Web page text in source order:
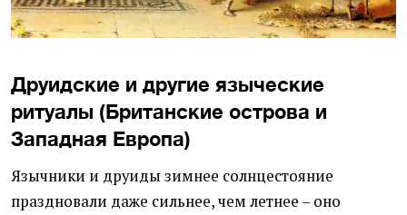
Друидские и другие языческие
ритуалы (Британские острова и
Западная Европа)
Язычники и друиды зимнее солнцестояние
праздновали даже сильнее, чем летнее – оно